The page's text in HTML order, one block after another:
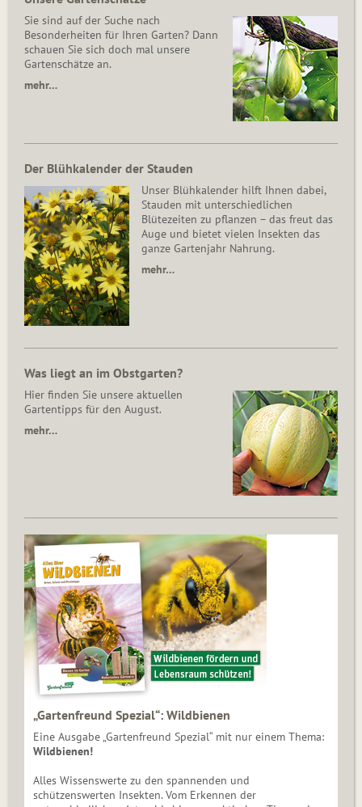
Sie sind auf der Suche nach
Besonderheiten für Ihren Garten? Dann
schauen Sie sich doch mal unsere
Gartenschätze an.
mehr…
Der Blühkalender der Stauden
Unser Blühkalender hilft Ihnen dabei,
Stauden mit unterschiedlichen
Blütezeiten zu pflanzen – das freut das
Auge und bietet vielen Insekten das
ganze Gartenjahr Nahrung.
mehr…
Was liegt an im Obstgarten?
Hier finden Sie unsere aktuellen
Gartentipps für den August.
mehr…
„Gartenfreund Spezial“: Wildbienen
Eine Ausgabe „Gartenfreund Spezial“ mit nur einem Thema:
Wildbienen!
Alles Wissenswerte zu den spannenden und
schützenswerten Insekten. Vom Erkennen der